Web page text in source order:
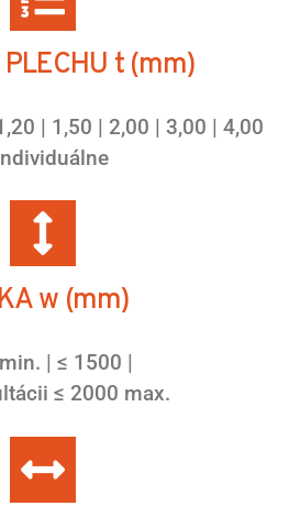
t (mm)
| 1,50 | 2,00 | 3,00 | 4,00
w (mm)
| ≤ 1500 |
≤ 2000 max.